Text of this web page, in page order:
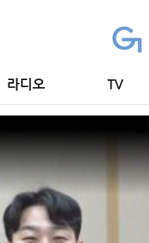
라디오 TV